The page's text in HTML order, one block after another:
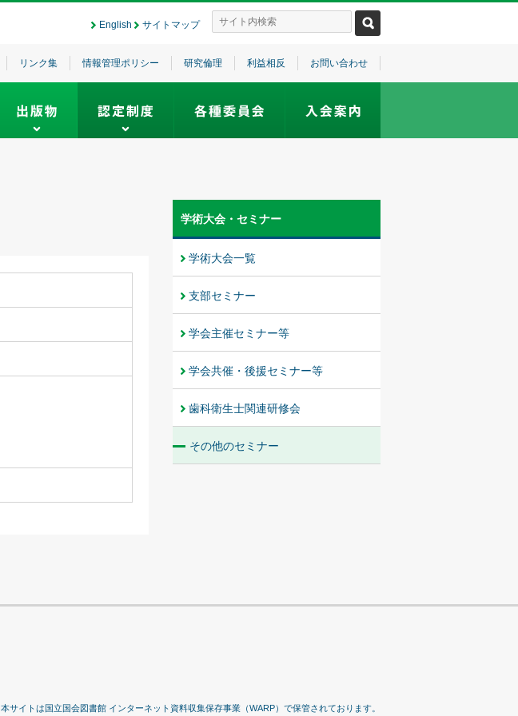
English サイトマップ
リンク集 情報管理ポリシー 研究倫理 利益相反 お問い合わせ
学術大会・セミナー
学術大会一覧
支部セミナー
学会主催セミナー等
学会共催・後援セミナー等
歯科衛生士関連研修会
その他のセミナー
本サイトは国立国会図書館 インターネット資料収集保存事業（WARP）で保管されております。